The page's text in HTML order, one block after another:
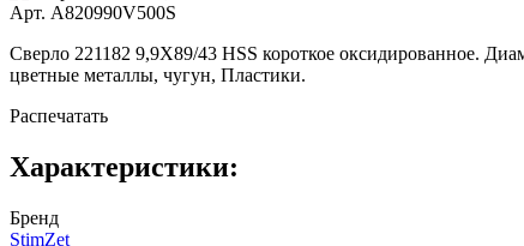
Арт. A820990V500S
Сверло 221182 9,9X89/43 HSS короткое оксидированное.
цветные металлы, чугун, Пластики.
Распечатать
Характеристики:
Бренд
StimZet